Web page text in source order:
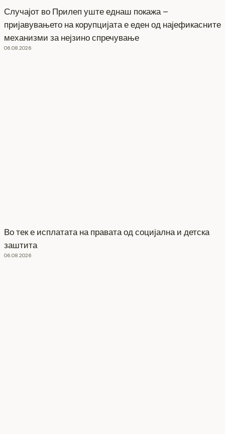
Случајот во Прилеп уште еднаш покажа –
пријавувањето на корупцијата е еден од најефикасните
механизми за нејзино спречување
06.08.2026
Во тек е исплатата на правата од социјална и детска
заштита
06.08.2026